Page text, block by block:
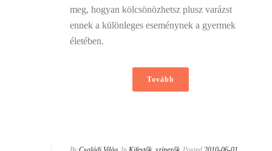
meg, hogyan kölcsönözhetsz plusz varázst
ennek a különleges eseménynek a gyermek
életében.
Tovább